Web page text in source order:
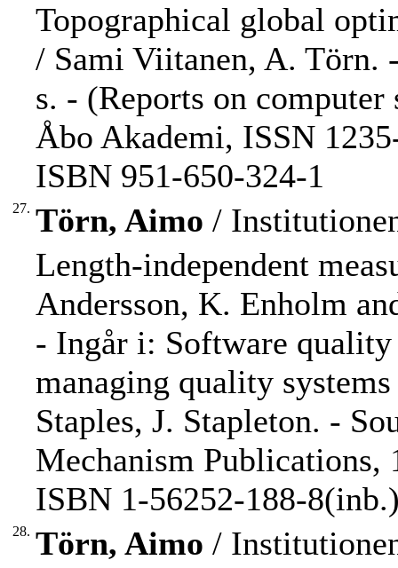
Topographical global
/ Sami Viitanen, A. Törn.
s. - (Reports on
Åbo Akademi, ISSN
ISBN 951-650-324-1
27. Törn, Aimo /
Length-independent
Andersson, K. Enholm
- Ingår i: Software
managing quality
Staples, J. Stapleton. -
Mechanism Publications,
ISBN 1-56252-188-
28. Törn, Aimo /